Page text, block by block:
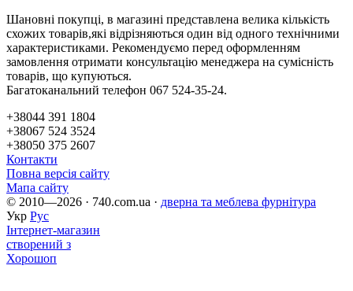
Шановні покупці, в магазині представлена ​​велика кількість
схожих товарів,які відрізняються один від одного технічними
характеристиками. Рекомендуємо перед оформленням
замовлення отримати консультацію менеджера на сумісність
товарів, що купуються.
Багатоканальний телефон 067 524-35-24.
+38044 391 1804
+38067 524 3524
+38050 375 2607
Контакти
Повна версія сайту
Мапа сайту
© 2010—2026 · 740.com.ua · дверна та меблева фурнітура
Укр Рус
Інтернет-магазин
створений з
Хорошоп